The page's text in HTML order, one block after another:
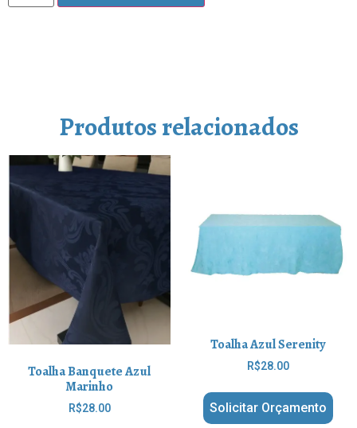
Produtos relacionados
Toalha Banquete Azul
Marinho
R$28.00
Toalha Azul Serenity
R$28.00
Solicitar Orçamento